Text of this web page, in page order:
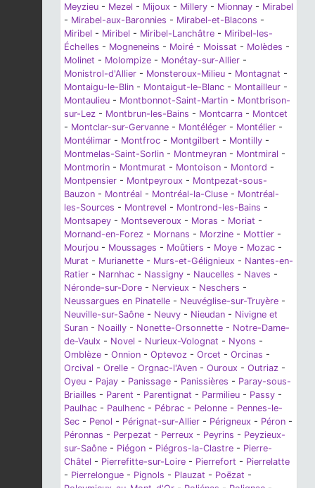
Meyzieu - Mezel - Mijoux - Millery - Mionnay - Mirabel
- Mirabel-aux-Baronnies - Mirabel-et-Blacons -
Miribel - Miribel - Miribel-Lanchâtre - Miribel-les-
Échelles - Mogneneins - Moiré - Moissat - Molèdes -
Molinet - Molompize - Monétay-sur-Allier -
Monistrol-d'Allier - Monsteroux-Milieu - Montagnat -
Montaigu-le-Blin - Montaigut-le-Blanc - Montailleur -
Montaulieu - Montbonnot-Saint-Martin - Montbrison-
sur-Lez - Montbrun-les-Bains - Montcarra - Montcet
- Montclar-sur-Gervanne - Montéléger - Montélier -
Montélimar - Montfroc - Montgilbert - Montilly -
Montmelas-Saint-Sorlin - Montmeyran - Montmiral -
Montmorin - Montmurat - Montoison - Montord -
Montpensier - Montpeyroux - Montpezat-sous-
Bauzon - Montréal - Montréal-la-Cluse - Montréal-
les-Sources - Montrevel - Montrond-les-Bains -
Montsapey - Montseveroux - Moras - Moriat -
Mornand-en-Forez - Mornans - Morzine - Mottier -
Mourjou - Moussages - Moûtiers - Moye - Mozac -
Murat - Murianette - Murs-et-Gélignieux - Nantes-en-
Ratier - Narnhac - Nassigny - Naucelles - Naves -
Néronde-sur-Dore - Nervieux - Neschers -
Neussargues en Pinatelle - Neuvéglise-sur-Truyère -
Neuville-sur-Saône - Neuvy - Nieudan - Nivigne et
Suran - Noailly - Nonette-Orsonnette - Notre-Dame-
de-Vaulx - Novel - Nurieux-Volognat - Nyons -
Omblèze - Onnion - Optevoz - Orcet - Orcinas -
Orcival - Orelle - Orgnac-l'Aven - Ouroux - Outriaz -
Oyeu - Pajay - Panissage - Panissières - Paray-sous-
Briailles - Parent - Parentignat - Parmilieu - Passy -
Paulhac - Paulhenc - Pébrac - Pelonne - Pennes-le-
Sec - Penol - Pérignat-sur-Allier - Périgneux - Péron -
Péronnas - Perpezat - Perreux - Peyrins - Peyzieux-
sur-Saône - Piégon - Piégros-la-Clastre - Pierre-
Châtel - Pierrefitte-sur-Loire - Pierrefort - Pierrelatte
- Pierrelongue - Pignols - Plauzat - Poëzat -